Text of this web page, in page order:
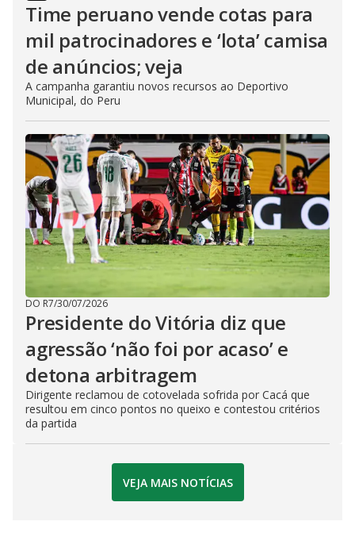
Time peruano vende cotas para
mil patrocinadores e ‘lota’ camisa
de anúncios; veja
A campanha garantiu novos recursos ao Deportivo
Municipal, do Peru
DO R7/30/07/2026
Presidente do Vitória diz que
agressão ‘não foi por acaso’ e
detona arbitragem
Dirigente reclamou de cotovelada sofrida por Cacá que
resultou em cinco pontos no queixo e contestou critérios
da partida
VEJA MAIS NOTÍCIAS